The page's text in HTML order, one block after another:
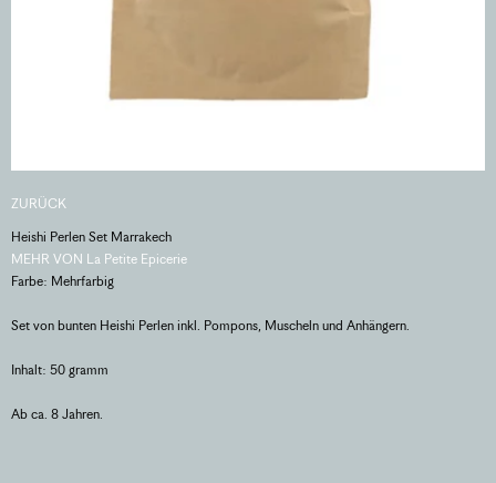
ZURÜCK
Heishi Perlen Set Marrakech
MEHR VON La Petite Epicerie
Farbe: Mehrfarbig
Set von bunten Heishi Perlen inkl. Pompons, Muscheln und Anhängern.
Inhalt: 50 gramm
Ab ca. 8 Jahren.